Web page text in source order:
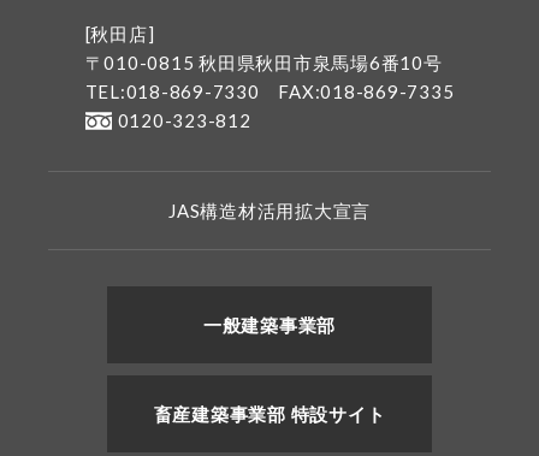
[秋田店]
〒010-0815 秋田県秋田市泉馬場6番10号
TEL:018-869-7330
FAX:018-869-7335
0120-323-812
JAS構造材活用拡大宣言
一般建築事業部
畜産建築事業部 特設サイト